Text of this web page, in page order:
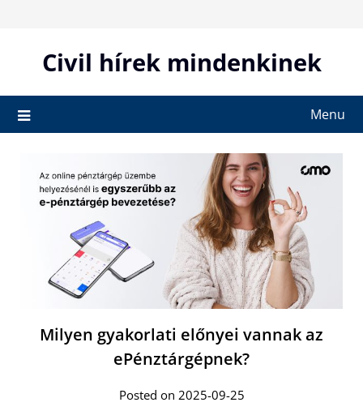
contentCivil hírek mindenkinek
Menu
Milyen gyakorlati előnyei vannak az
ePénztárgépnek?
Posted on 2025-09-25